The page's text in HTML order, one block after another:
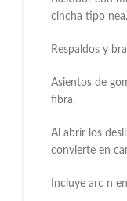
cincha tipo nea.
Respaldos y
Asientos de
fibra.
Al abrir los
convierte en
Incluye arc n